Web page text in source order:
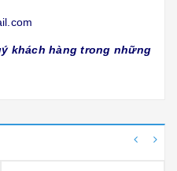
khách hàng trong những